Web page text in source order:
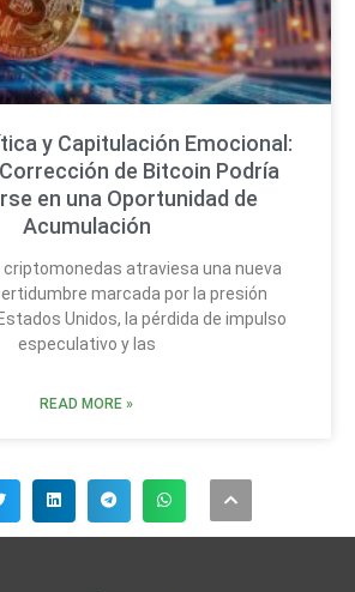
y Capitulación Emocional:
de Bitcoin Podría
en una Oportunidad de
Acumulación
criptomonedas atraviesa una nueva
marcada por la presión
Unidos, la pérdida de impulso
especulativo y las
READ MORE »